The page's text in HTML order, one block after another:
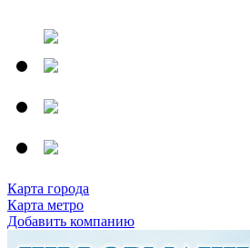
Карта города
Карта метро
Добавить компанию